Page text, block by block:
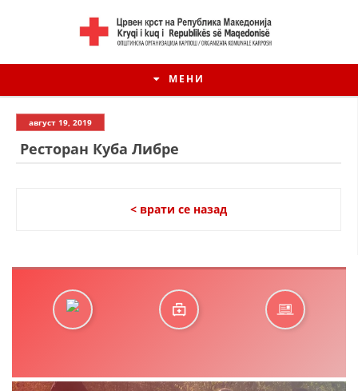
МЕНИ
август 19, 2019
Ресторан Куба Либре
< врати се назад